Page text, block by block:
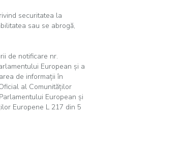
securitatea la
sau se abrogă,
de notificare nr.
European şi a
de informaţii în
al Comunităţilor
European şi
Europene L 217 din 5